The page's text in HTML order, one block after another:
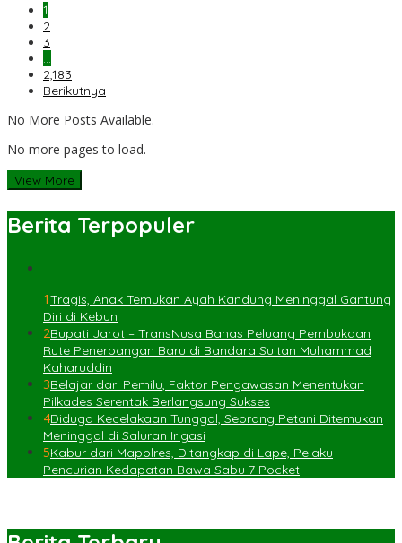
1
2
3
…
2,183
Berikutnya
No More Posts Available.
No more pages to load.
View More
Berita Terpopuler
1Tragis, Anak Temukan Ayah Kandung Meninggal Gantung
Diri di Kebun
2Bupati Jarot – TransNusa Bahas Peluang Pembukaan
Rute Penerbangan Baru di Bandara Sultan Muhammad
Kaharuddin
3Belajar dari Pemilu, Faktor Pengawasan Menentukan
Pilkades Serentak Berlangsung Sukses
4Diduga Kecelakaan Tunggal, Seorang Petani Ditemukan
Meninggal di Saluran Irigasi
5Kabur dari Mapolres, Ditangkap di Lape, Pelaku
Pencurian Kedapatan Bawa Sabu 7 Pocket